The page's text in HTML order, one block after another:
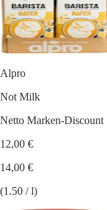
Alpro
Not Milk
Netto Marken-Discount
12,00 €
14,00 €
(1.50 / l)